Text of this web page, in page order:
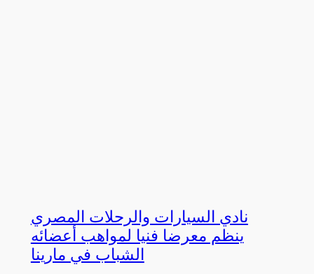
نادي السيارات والرحلات المصري
ينظم معرضا فنيا لمواهب أعضائه
الشباب في مارينا